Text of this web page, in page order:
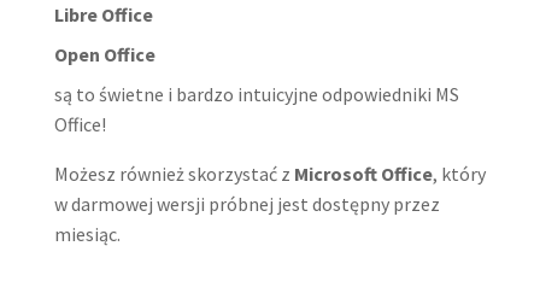
Libre Office
Open Office
są to świetne i bardzo intuicyjne odpowiedniki MS
Office!
Możesz również skorzystać z Microsoft Office, który
w darmowej wersji próbnej jest dostępny przez
miesiąc.